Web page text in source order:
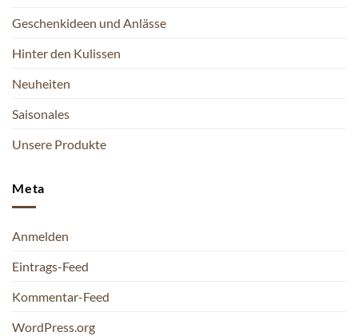
Geschenkideen und Anlässe
Hinter den Kulissen
Neuheiten
Saisonales
Unsere Produkte
Meta
Anmelden
Eintrags-Feed
Kommentar-Feed
WordPress.org